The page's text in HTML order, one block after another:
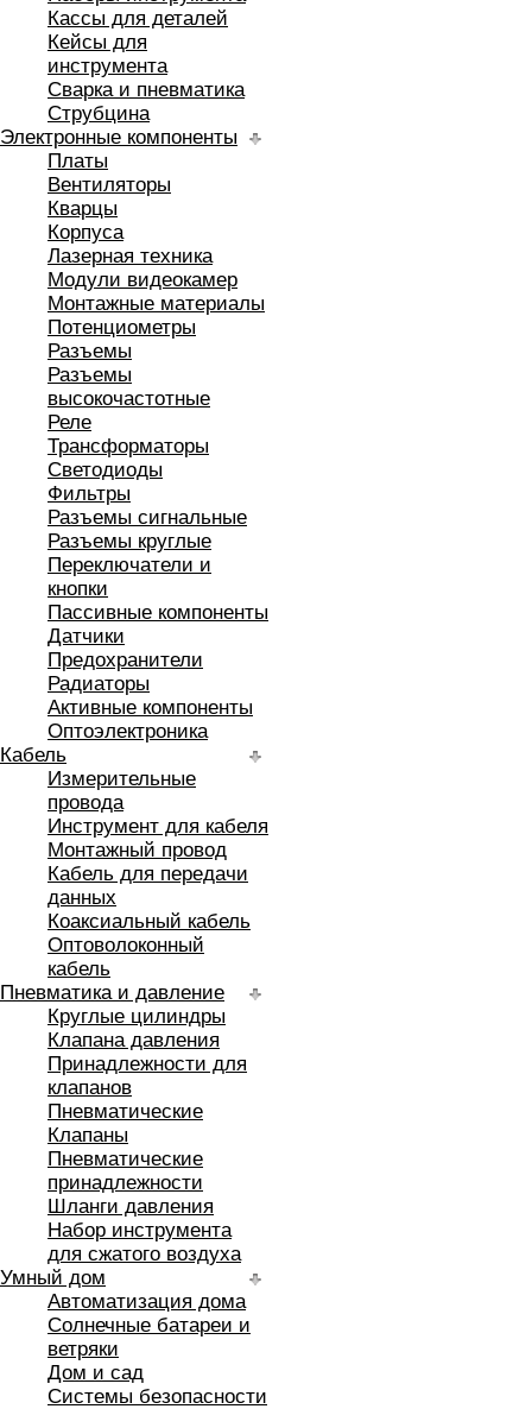
Кассы для деталей
Кейсы для
инструмента
Сварка и пневматика
Струбцина
Электронные компоненты
Платы
Вентиляторы
Кварцы
Корпуса
Лазерная техника
Модули видеокамер
Монтажные материалы
Потенциометры
Разъемы
Разъемы
высокочастотные
Реле
Трансформаторы
Светодиоды
Фильтры
Разъемы сигнальные
Разъемы круглые
Переключатели и
кнопки
Пассивные компоненты
Датчики
Предохранители
Радиаторы
Активные компоненты
Оптоэлектроника
Кабель
Измерительные
провода
Инструмент для кабеля
Монтажный провод
Кабель для передачи
данных
Коаксиальный кабель
Оптоволоконный
кабель
Пневматика и давление
Круглые цилиндры
Клапана давления
Принадлежности для
клапанов
Пневматические
Клапаны
Пневматические
принадлежности
Шланги давления
Набор инструмента
для сжатого воздуха
Умный дом
Автоматизация дома
Солнечные батареи и
ветряки
Дом и сад
Системы безопасности